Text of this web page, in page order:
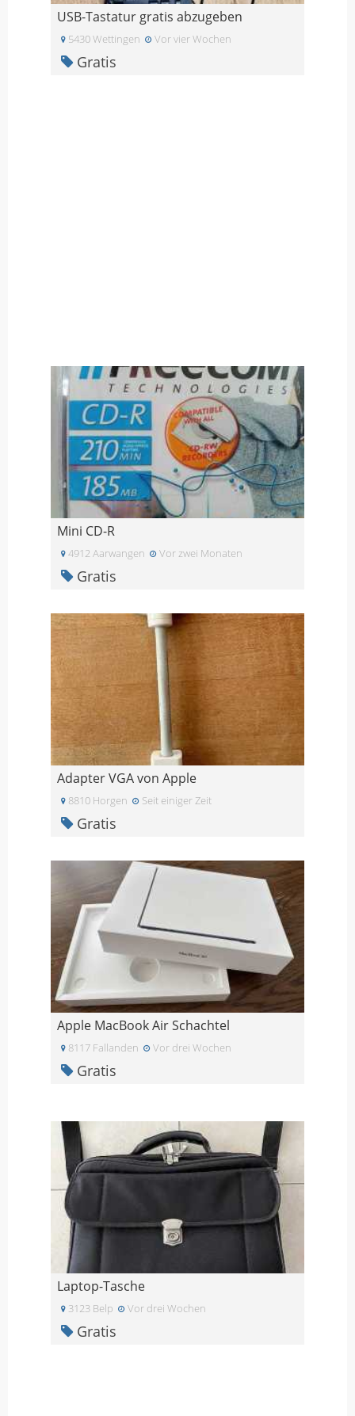
USB-Tastatur gratis abzugeben
5430 Wettingen Vor vier Wochen
Gratis
Mini CD-R
4912 Aarwangen Vor zwei Monaten
Gratis
Adapter VGA von Apple
8810 Horgen Seit einiger Zeit
Gratis
Apple MacBook Air Schachtel
8117 Fallanden Vor drei Wochen
Gratis
Laptop-Tasche
3123 Belp Vor drei Wochen
Gratis